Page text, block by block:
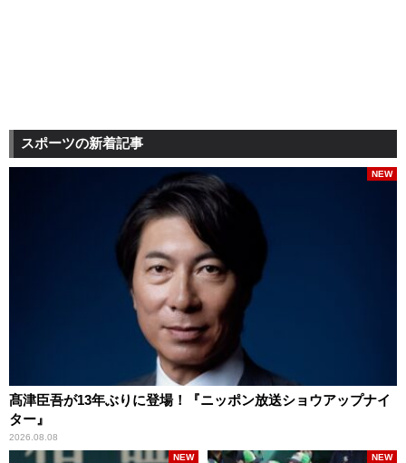
スポーツの新着記事
髙津臣吾が13年ぶりに登場！『ニッポン放送ショウアップナイ
ター』
2026.08.08
NEW
NEW NEW